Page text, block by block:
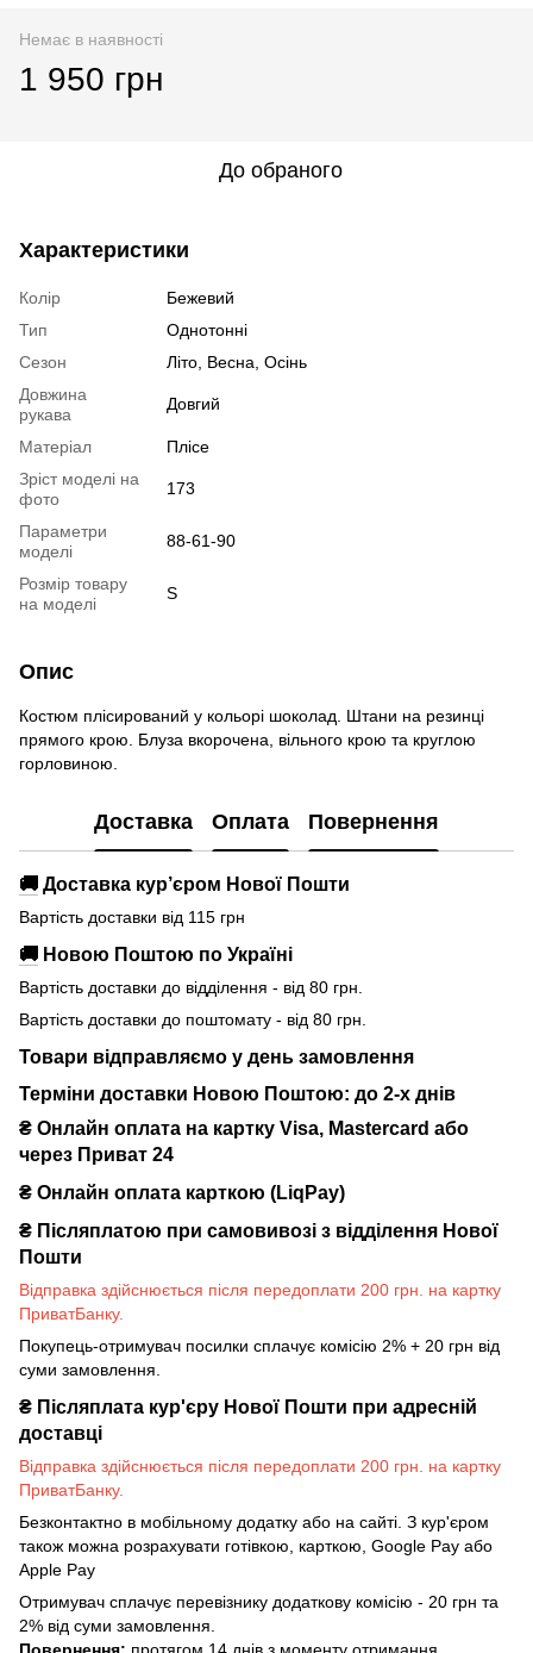
Немає в наявності
1 950 грн
До обраного
Характеристики
Колір
Бежевий
Тип
Однотонні
Сезон
Літо, Весна, Осінь
Довжина
рукава
Довгий
Матеріал
Плісе
Зріст моделі на
фото
173
Параметри
моделі
88-61-90
Розмір товару
на моделі
S
Опис
Костюм плісирований у кольорі шоколад. Штани на резинці
прямого крою. Блуза вкорочена, вільного крою та круглою
горловиною.
Доставка Оплата Повернення
🚚 Доставка кур’єром Нової Пошти
Вартість доставки від 115 грн
🚚 Новою Поштою по Україні
Вартість доставки до відділення - від 80 грн.
Вартість доставки до поштомату - від 80 грн.
Товари відправляємо у день замовлення
Терміни доставки Новою Поштою: до 2-х днів
₴ Онлайн оплата на картку Visa, Mastercard або
через Приват 24
₴ Онлайн оплата карткою (LiqPay)
₴ Післяплатою при самовивозі з відділення Нової
Пошти
Відправка здійснюється після передоплати 200 грн. на картку
ПриватБанку.
Покупець-отримувач посилки сплачує комісію 2% + 20 грн від
суми замовлення.
₴ Післяплата кур'єру Нової Пошти при адресній
доставці
Відправка здійснюється після передоплати 200 грн. на картку
ПриватБанку.
Безконтактно в мобільному додатку або на сайті. З кур'єром
також можна розрахувати готівкою, карткою, Google Pay або
Apple Pay
Отримувач сплачує перевізнику додаткову комісію - 20 грн та
2% від суми замовлення.
Повернення: протягом 14 днів з моменту отримання